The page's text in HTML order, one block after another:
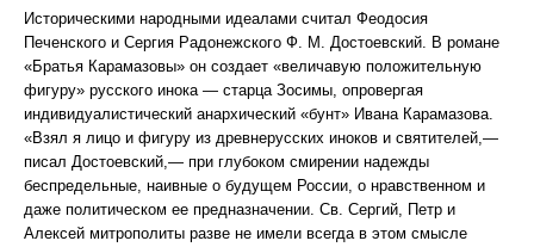
Историческими народными идеалами считал Феодосия
Печенского и Сергия Радонежского Ф. М. Достоевский. В романе
«Братья Карамазовы» он создает «величавую положительную
фигуру» русского инока — старца Зосимы, опровергая
индивидуалистический анархический «бунт» Ивана Карамазова.
«Взял я лицо и фигуру из древнерусских иноков и святителей,—
писал Достоевский,— при глубоком смирении надежды
беспредельные, наивные о будущем России, о нравственном и
даже политическом ее предназначении. Св. Сергий, Петр и
Алексей митрополиты разве не имели всегда в этом смысле